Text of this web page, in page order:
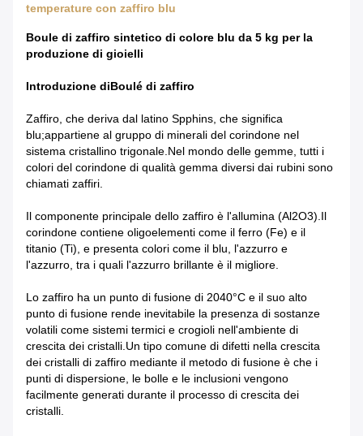
temperature con zaffiro blu
Boule di zaffiro sintetico di colore blu da 5 kg per la
produzione di gioielli
Introduzione diBoulé di zaffiro
Zaffiro, che deriva dal latino Spphins, che significa
blu;appartiene al gruppo di minerali del corindone nel
sistema cristallino trigonale.Nel mondo delle gemme, tutti i
colori del corindone di qualità gemma diversi dai rubini sono
chiamati zaffiri.
Il componente principale dello zaffiro è l'allumina (Al2O3).Il
corindone contiene oligoelementi come il ferro (Fe) e il
titanio (Ti), e presenta colori come il blu, l'azzurro e
l'azzurro, tra i quali l'azzurro brillante è il migliore.
Lo zaffiro ha un punto di fusione di 2040°C e il suo alto
punto di fusione rende inevitabile la presenza di sostanze
volatili come sistemi termici e crogioli nell'ambiente di
crescita dei cristalli.Un tipo comune di difetti nella crescita
dei cristalli di zaffiro mediante il metodo di fusione è che i
punti di dispersione, le bolle e le inclusioni vengono
facilmente generati durante il processo di crescita dei
cristalli.